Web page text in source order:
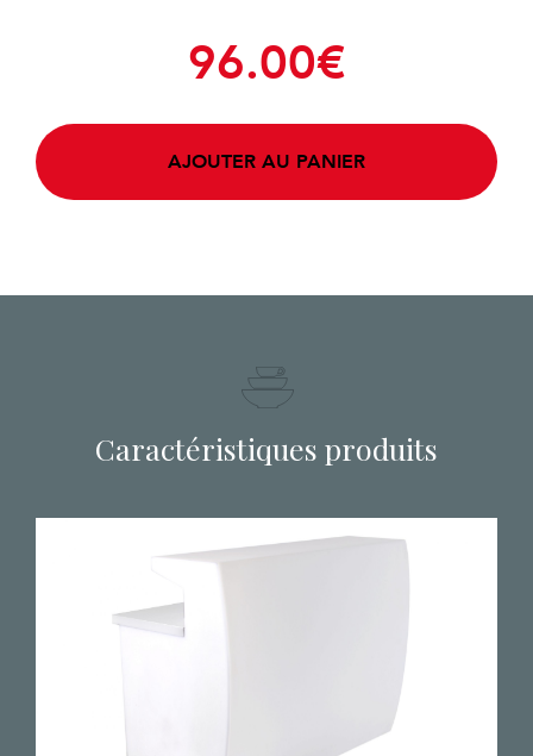
96.00€
AJOUTER AU PANIER
Caractéristiques produits